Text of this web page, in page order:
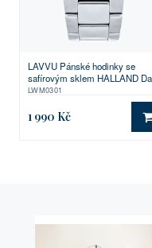
LAVVU Pánské hodinky se
safírovým sklem HALLAND
Grey
LWM0301
1 990 Kč